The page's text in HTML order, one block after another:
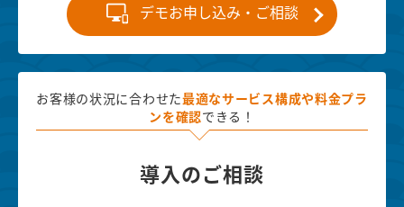
デモお申し込み・ご相談
お客様の状況に合わせた最適なサービス構成や料金プラ
ンを確認 できる！
導入のご相談